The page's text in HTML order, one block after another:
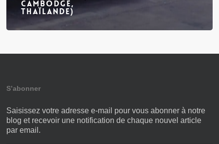
Cambodge,
Thaïlande)
S’abonner
Saisissez votre adresse e-mail pour vous abonner à notre
blog et recevoir une notification de chaque nouvel article
par email.